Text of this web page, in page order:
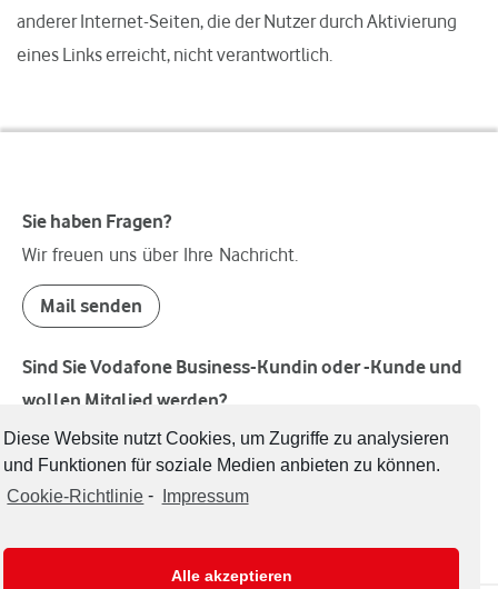
Diese Website nutzt Cookies, um Zugriffe zu analysieren
und Funktionen für soziale Medien anbieten zu können.
Cookie-Richtlinie - Impressum
Alle akzeptieren
anderer Internet-Seiten, die der Nutzer durch Aktivierung
eines Links erreicht, nicht verantwortlich.
Sie haben Fragen?
Wir freuen uns über Ihre Nachricht.
Mail senden
Sind Sie Vodafone Business-Kundin oder -Kunde und
wollen Mitglied werden?
Welcome!
Mitglied werden